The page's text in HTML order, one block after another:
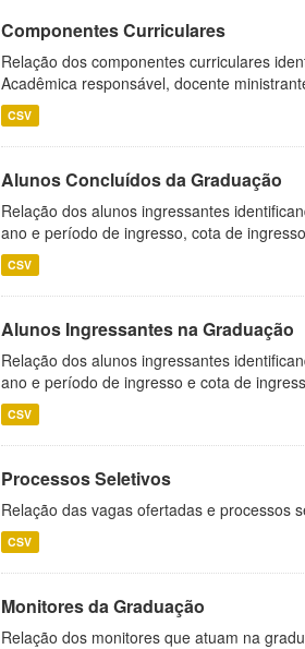
Componentes Curriculares
Relação dos componentes curriculares
Acadêmica responsável, docente
CSV
Alunos Concluídos da Graduação
Relação dos alunos ingressantes
ano e período de ingresso, cota de
CSV
Alunos Ingressantes na Graduação
Relação dos alunos ingressantes
ano e período de ingresso e cota de
CSV
Processos Seletivos
Relação das vagas ofertadas e processos
CSV
Monitores da Graduação
Relação dos monitores que atuam na